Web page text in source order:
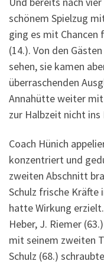
schönem Spielzug
ging es mit Chancen
(14.). Von den
sehen, sie kamen
überraschenden
Annahütte weiter mit
zur Halbzeit nicht ins
Coach Hünich
konzentriert und
zweiten Abschnitt
Schulz frische Kräfte
hatte Wirkung
Heber, J. Riemer
mit seinem zweiten
Schulz (68.)